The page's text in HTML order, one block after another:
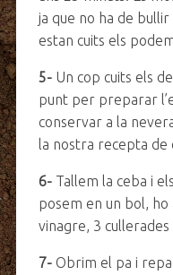
ja que no ha de
estan cuits els
5- Un cop cuits els
punt per preparar
conservar a la
la nostra recepta de
6- Tallem la ceba i
posem en un bol, ho
vinagre, 3
7-Obrim el pa i